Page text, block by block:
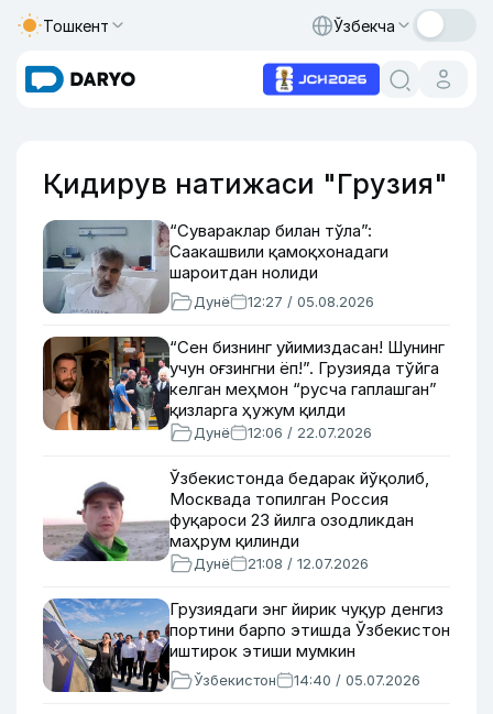
Тошкент Ўзбекча
Қидирув натижаси "Грузия"
“Сувараклар билан тўла”:
Саакашвили қамоқхонадаги
шароитдан нолиди
Дунё 12:27 / 05.08.2026
“Сен бизнинг уйимиздасан! Шунинг
учун оғзингни ёп!”. Грузияда тўйга
келган меҳмон “русча гаплашган”
қизларга ҳужум қилди
Дунё 12:06 / 22.07.2026
Ўзбекистонда бедарак йўқолиб,
Москвада топилган Россия
фуқароси 23 йилга озодликдан
маҳрум қилинди
Дунё 21:08 / 12.07.2026
Грузиядаги энг йирик чуқур денгиз
портини барпо этишда Ўзбекистон
иштирок этиши мумкин
Ўзбекистон 14:40 / 05.07.2026